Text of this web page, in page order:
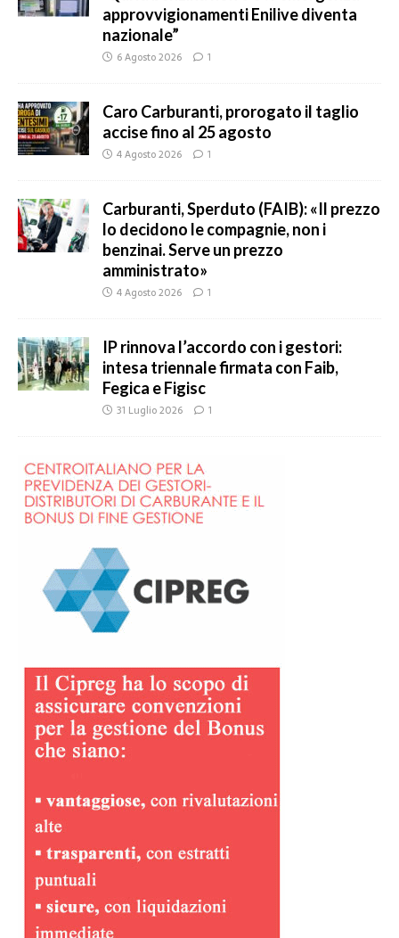
approvvigionamenti Enilive diventa
nazionale”
6 Agosto 2026 1
Caro Carburanti, prorogato il taglio
accise fino al 25 agosto
4 Agosto 2026 1
Carburanti, Sperduto (FAIB): «Il prezzo
lo decidono le compagnie, non i
benzinai. Serve un prezzo
amministrato»
4 Agosto 2026 1
IP rinnova l’accordo con i gestori:
intesa triennale firmata con Faib,
Fegica e Figisc
31 Luglio 2026 1